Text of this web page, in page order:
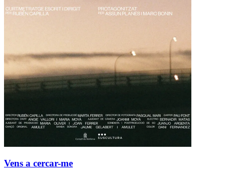
Vens a cercar-me